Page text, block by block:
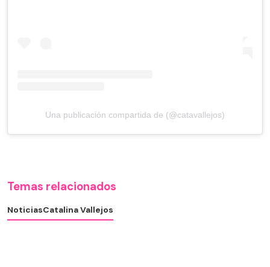
Una publicación compartida de (@catavallejos)
Temas relacionados
NoticiasCatalina Vallejos